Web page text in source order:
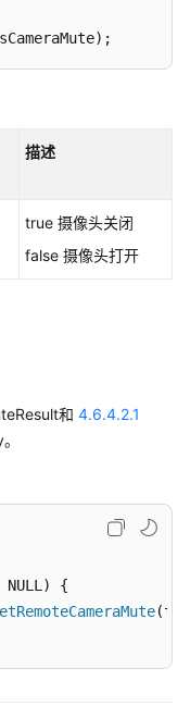
;
描述
true 摄像头关闭
false 摄像头打开
和 4.6.4.2.1
NULL) {